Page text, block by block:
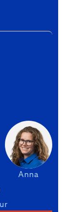
Anna